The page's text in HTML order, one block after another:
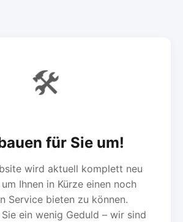
🛠️
für Sie um!
wird aktuell komplett neu
Ihnen in Kürze einen noch
Service bieten zu können.
ein wenig Geduld – wir sind